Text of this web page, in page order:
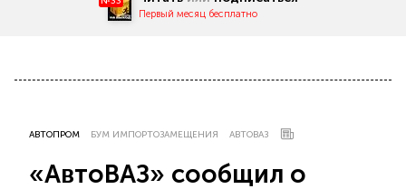
Первый месяц бесплатно
АВТОПРОМ БУМ ИМПОРТОЗАМЕЩЕНИЯ АВТОВАЗ
«АвтоВАЗ» сообщил о